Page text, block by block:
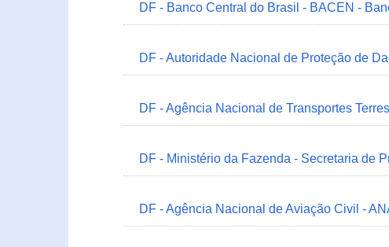
DF - Banco Central do Brasil - BACEN -
DF - Autoridade Nacional de Proteção de
DF - Agência Nacional de Transportes
DF - Ministério da Fazenda - Secretaria de
DF - Agência Nacional de Aviação Civil -